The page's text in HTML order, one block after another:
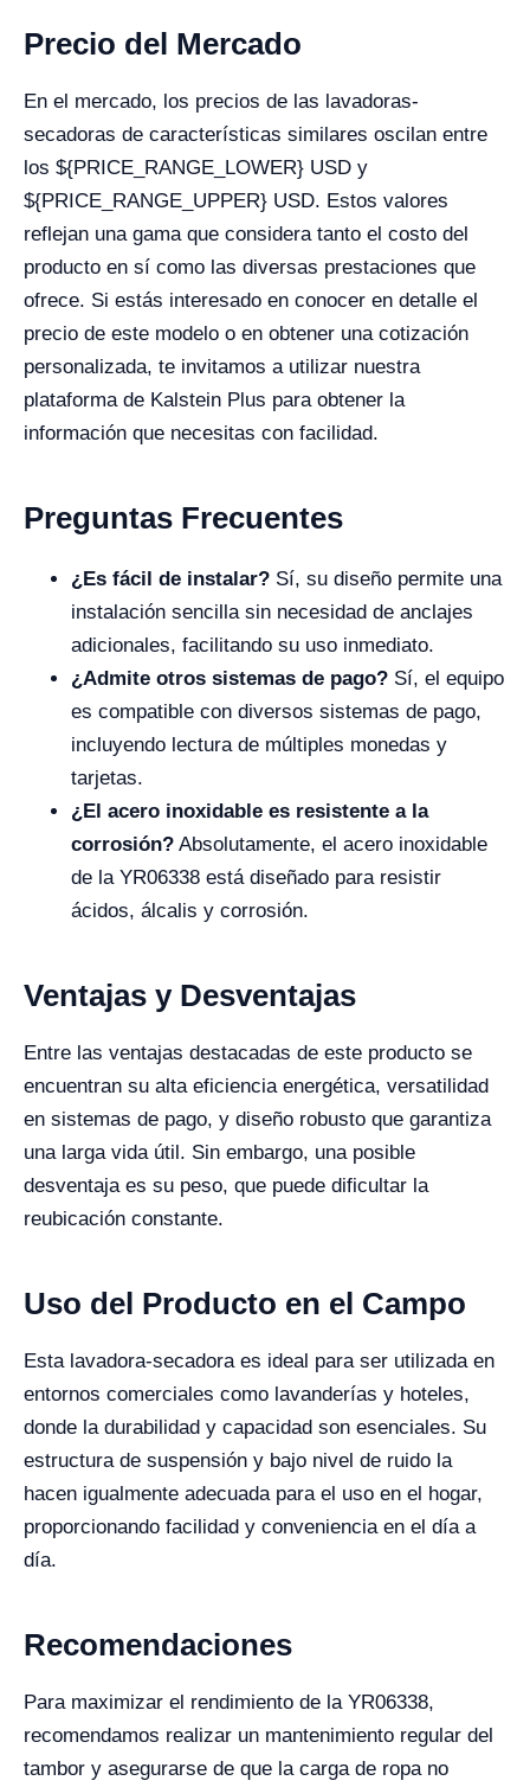
Precio del Mercado
En el mercado, los precios de las lavadoras-
secadoras de características similares oscilan entre
los ${PRICE_RANGE_LOWER} USD y
${PRICE_RANGE_UPPER} USD. Estos valores
reflejan una gama que considera tanto el costo del
producto en sí como las diversas prestaciones que
ofrece. Si estás interesado en conocer en detalle el
precio de este modelo o en obtener una cotización
personalizada, te invitamos a utilizar nuestra
plataforma de Kalstein Plus para obtener la
información que necesitas con facilidad.
Preguntas Frecuentes
¿Es fácil de instalar? Sí, su diseño permite una
instalación sencilla sin necesidad de anclajes
adicionales, facilitando su uso inmediato.
¿Admite otros sistemas de pago? Sí, el equipo
es compatible con diversos sistemas de pago,
incluyendo lectura de múltiples monedas y
tarjetas.
¿El acero inoxidable es resistente a la
corrosión? Absolutamente, el acero inoxidable
de la YR06338 está diseñado para resistir
ácidos, álcalis y corrosión.
Ventajas y Desventajas
Entre las ventajas destacadas de este producto se
encuentran su alta eficiencia energética, versatilidad
en sistemas de pago, y diseño robusto que garantiza
una larga vida útil. Sin embargo, una posible
desventaja es su peso, que puede dificultar la
reubicación constante.
Uso del Producto en el Campo
Esta lavadora-secadora es ideal para ser utilizada en
entornos comerciales como lavanderías y hoteles,
donde la durabilidad y capacidad son esenciales. Su
estructura de suspensión y bajo nivel de ruido la
hacen igualmente adecuada para el uso en el hogar,
proporcionando facilidad y conveniencia en el día a
día.
Recomendaciones
Para maximizar el rendimiento de la YR06338,
recomendamos realizar un mantenimiento regular del
tambor y asegurarse de que la carga de ropa no